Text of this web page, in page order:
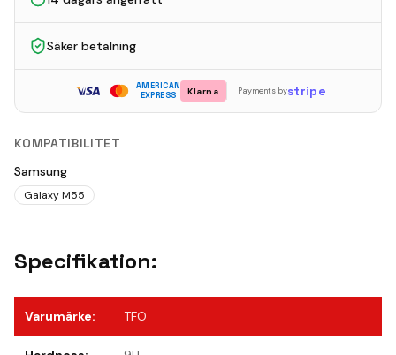
Säker betalning
AMERICAN
EXPRESS
Klarna Payments bystripe
KOMPATIBILITET
Samsung
Galaxy M55
Specifikation:
Varumärke: TFO